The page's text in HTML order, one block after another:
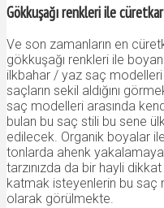
Gökkuşağı renkleri ile
Ve son zamanların en
gökkuşağı renkleri ile
ilkbahar / yaz saç modelleri
saçların sekil aldığını
saç modelleri arasında
bulan bu saç stili bu sene
edilecek. Organik boyalar
tonlarda ahenk
tarzınızda da bir hayli
katmak isteyenlerin bu saç
olarak görülmekte.